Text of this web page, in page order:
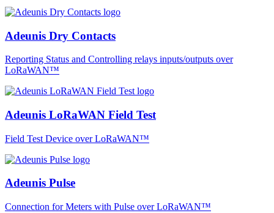
Adeunis Dry Contacts
Reporting Status and Controlling relays inputs/outputs over
LoRaWAN™
Adeunis LoRaWAN Field Test
Field Test Device over LoRaWAN™
Adeunis Pulse
Connection for Meters with Pulse over LoRaWAN™